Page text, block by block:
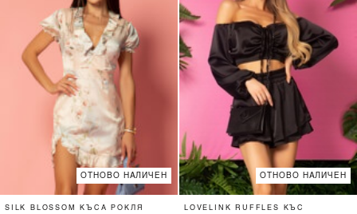
ОТНОВО НАЛИЧЕН
SILK BLOSSOM КЪСА РОКЛЯ
ОТНОВО НАЛИЧЕН
LOVELINK RUFFLES КЪС